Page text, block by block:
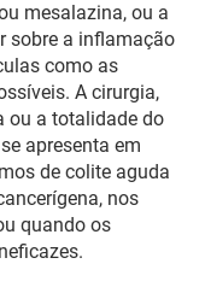
mesalazina, ou a
sobre a inflamação
como as
A cirurgia,
ou a totalidade do
apresenta em
de colite aguda
nos
quando os